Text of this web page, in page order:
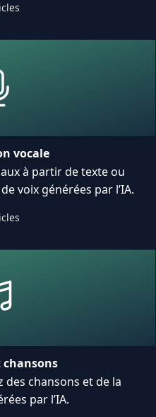
vocale
à partir de texte ou
voix générées par l’IA.
chansons
des chansons et de la
par l’IA.